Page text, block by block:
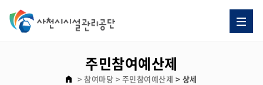
주민참여예산제
> 참여마당 > 주민참여예산제 > 상세